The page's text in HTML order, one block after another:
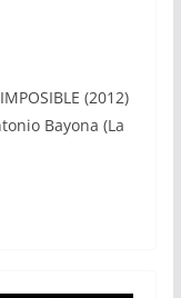
(2012)
Bayona (La